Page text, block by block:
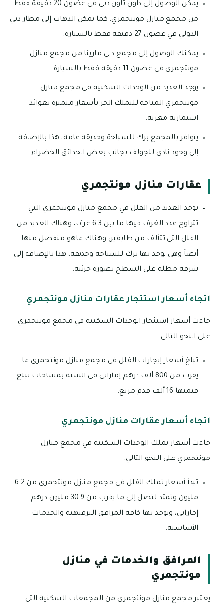
يمكن الوصول إلى داون تاون دبي في غضون 20 دقيقة فقط
من مجمع منازل مونتجمري، كما يمكن الذهاب إلى مطار دبي
الدولي في غضون 27 دقيقة فقط بالسيارة.
يمكنك الوصول إلى مجمع دبي مارينا من مجمع منازل
مونتجمري في غضون 11 دقيقة فقط بالسيارة.
يوجد العديد من الوحدات السكنية في مجمع منازل
مونتجمري المتاحة للتملك الحر بأسعار متميزة بعوائد
استمارية مغرية.
يتوافر بالمجمع برك للسباحة وحديقة عامة، هذا بالإضافة
إلى وجود نادي للجولف بجانب بعض الحدائق الخضراء.
عقارات منازل مونتجمري
توجد العديد من الفلل في مجمع منازل مونتجمري التي
تتراوح عدد الغرف فيها ما بين 3-6 غرف، وهناك العديد من
الفلل التي تتألف من طابقين وهناك ماهو منفصل منها
أيضاً وهى يوجد بها برك للسباحة وحديقة، هذا بالإضافة إلى
شرفة مطلة على السطح بصورة جزئية.
اتجاه أسعار استئجار عقارات منازل مونتجمري
جاءت أسعار استئجار الوحدات السكنية في مجمع مونتجمري
على النحو التالي:
تبلغ أسعار إيجارات الفلل في مجمع منازل مونتجمري ما
يقرب من 800 ألف درهم إماراتي في السنة بمساحات تبلغ
قيمتها 16 ألف قدم مربع.
اتجاه أسعار عقارات منازل مونتجمري
جاءت أسعار تملك الوحدات السكنية في مجمع منازل
مونتجمري على النحو التالي:
تبدأ أسعار تملك الفلل في مجمع منازل مونتجمري من 6.2
مليون وتمتد لتصل إلى ما يقرب من 30.9 مليون درهم
إماراتي، ويوجد بها كافة المرافق الترفيهية والخدمات
الأساسية.
المرافق والخدمات في منازل
مونتجمري
يعتبر مجمع منازل مونتجمري من المجمعات السكنية التي